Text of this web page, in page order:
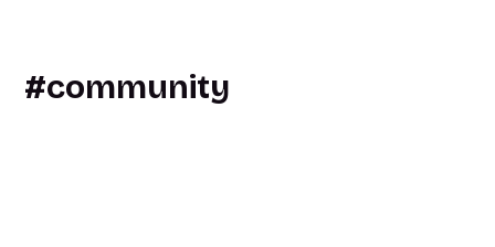
community